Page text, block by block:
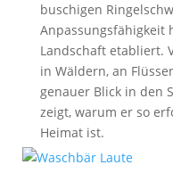
buschigen
Anpassungsfähigkeit
Landschaft etabliert.
in Wäldern, an
genauer Blick in den
zeigt, warum er so
Heimat ist.